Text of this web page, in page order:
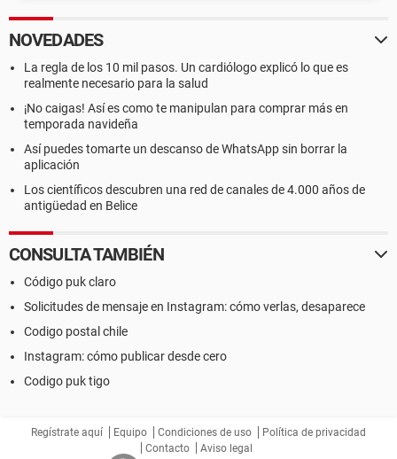
NOVEDADES
La regla de los 10 mil pasos. Un cardiólogo explicó lo que es
realmente necesario para la salud
¡No caigas! Así es como te manipulan para comprar más en
temporada navideña
Así puedes tomarte un descanso de WhatsApp sin borrar la
aplicación
Los científicos descubren una red de canales de 4.000 años de
antigüedad en Belice
CONSULTA TAMBIÉN
Código puk claro
Solicitudes de mensaje en Instagram: cómo verlas, desaparece
Codigo postal chile
Instagram: cómo publicar desde cero
Codigo puk tigo
Regístrate aquí Equipo Condiciones de uso
Política de privacidad
Contacto
Aviso legal